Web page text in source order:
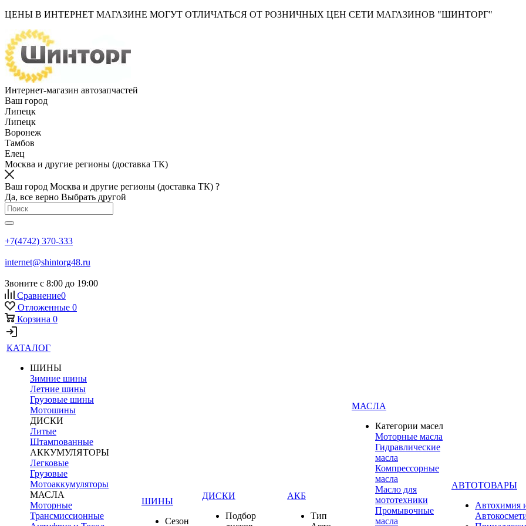
ЦЕНЫ В ИНТЕРНЕТ МАГАЗИНЕ МОГУТ ОТЛИЧАТЬСЯ ОТ РОЗНИЧНЫХ ЦЕН СЕТИ МАГАЗИНОВ "ШИНТОРГ"
Интернет-магазин автозапчастей
Ваш город
Липецк
Липецк
Воронеж
Тамбов
Елец
Москва и другие регионы (доставка ТК)
Ваш город Москва и другие регионы (доставка ТК) ?
Да, все верно Выбрать другой
+7(4742) 370-333
internet@shintorg48.ru
Звоните с 8:00 до 19:00
Сравнение0
Отложенные 0
Корзина 0
КАТАЛОГ
ШИНЫ
Зимние шины
Летние шины
Грузовые шины
Мотошины
ДИСКИ
Литые
Штампованные
АККУМУЛЯТОРЫ
Легковые
Грузовые
Мотоаккумуляторы
МАСЛА
Моторные
Трансмиссионные
ШИНЫ
Сезон
ДИСКИ
Подбор
АКБ
Тип
МАСЛА
Категории масел
Моторные масла
Гидравлические
масла
Компрессорные
масла
Масло для
мототехники
Промывочные
масла
АВТОТОВАРЫ
Автохимия